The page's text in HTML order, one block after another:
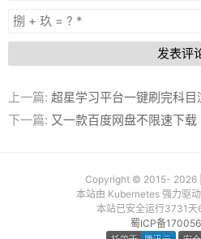
发表评
上一篇: 超星学习平台一键刷完科目
下一篇: 又一款百度网盘不限速下载
Copyright © 2015- 2026
本站由 Kubernetes 强力驱
本站已安全运行3731
蜀ICP备